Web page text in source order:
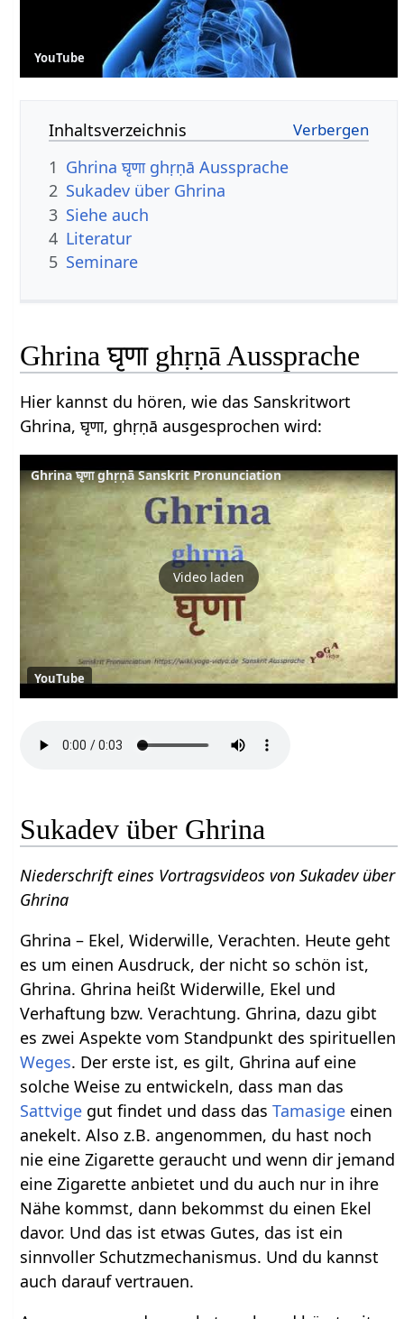
YouTube
Inhaltsverzeichnis
1 Ghrina घृणा ghṛṇā Aussprache
2 Sukadev über Ghrina
3 Siehe auch
4 Literatur
5 Seminare
Ghrina घृणा ghṛṇā Aussprache
Hier kannst du hören, wie das Sanskritwort
Ghrina, घृणा, ghṛṇā ausgesprochen wird:
Ghrina घृणा ghṛṇā Sanskrit Pronunciation
Video laden
YouTube
Sukadev über Ghrina
Niederschrift eines Vortragsvideos von Sukadev über
Ghrina
Ghrina – Ekel, Widerwille, Verachten. Heute geht
es um einen Ausdruck, der nicht so schön ist,
Ghrina. Ghrina heißt Widerwille, Ekel und
Verhaftung bzw. Verachtung. Ghrina, dazu gibt
es zwei Aspekte vom Standpunkt des spirituellen
Weges. Der erste ist, es gilt, Ghrina auf eine
solche Weise zu entwickeln, dass man das
Sattvige gut findet und dass dasTamasige einen
anekelt. Also z.B. angenommen, du hast noch
nie eine Zigarette geraucht und wenn dir jemand
eine Zigarette anbietet und du auch nur in ihre
Nähe kommst, dann bekommst du einen Ekel
davor. Und das ist etwas Gutes, das ist ein
sinnvoller Schutzmechanismus. Und du kannst
auch darauf vertrauen.